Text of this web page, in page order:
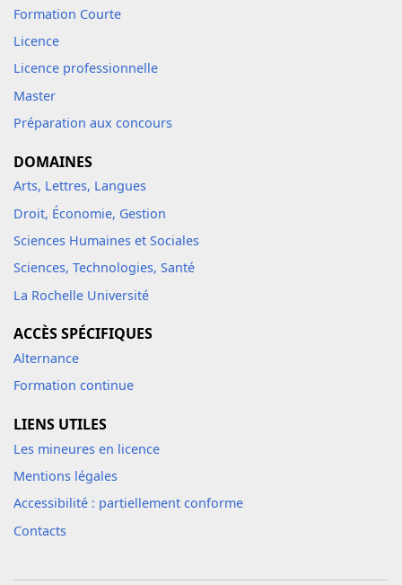
Formation Courte
Licence
Licence professionnelle
Master
Préparation aux concours
DOMAINES
Arts, Lettres, Langues
Droit, Économie, Gestion
Sciences Humaines et Sociales
Sciences, Technologies, Santé
La Rochelle Université
ACCÈS SPÉCIFIQUES
Alternance
Formation continue
LIENS UTILES
Les mineures en licence
Mentions légales
Accessibilité : partiellement conforme
Contacts